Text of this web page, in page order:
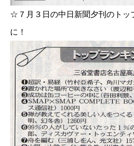
☆７月３日の中日新聞夕刊のトッ
に！